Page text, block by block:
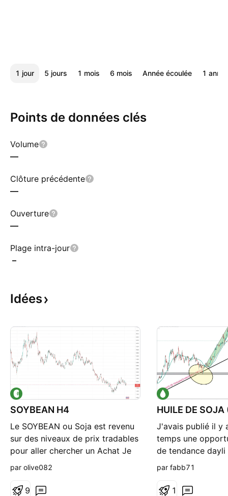
1 jour 5 jours 1 mois 6 mois Année écoulée 1
Points de données clés
Volume
—
Clôture précédente
—
Ouverture
—
Plage intra-jour
–
Idées
SOYBEAN H4
Le SOYBEAN ou Soja est revenu
sur des niveaux de prix tradables
pour aller chercher un Achat Je
suis en Achat depuis le low pour
un retour sur les 50% minimum
par olive082
9
J'avais publié il y
temps une
de tendance dayli
soja. Nous
cassée, le prix
par fabb71
1